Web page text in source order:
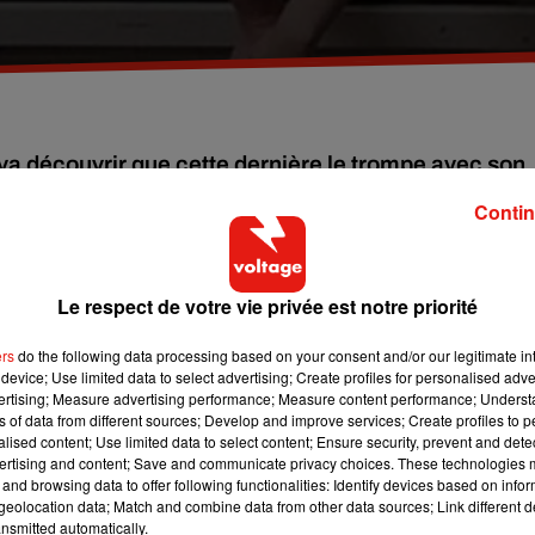
découvrir que cette dernière le trompe avec son
de faire payer à sa femme cette liaison. Le
une agence de voyage à Londres. Il va se conecter à son
aux 25 collègues de sa femme:
«Bonjour tout le monde, je
Simon Smith du bureau de Manchester depuis 6 mois.»
va continuer son plan, toujours en se faisant passer pour Emily
à deux reprises, je lui ai menti et l'ai convaincu de me
savoir avec quel genre de personne vous travaillez».
cet envoi de mail et l'amant d'Emily s'est retrouvé dehors,
Le respect de votre vie privée est notre priorité
do the following data processing based on your consent and/or our legitimate
Use limited data to select advertising; Create profiles for personalised
Measure advertising performance; Measure content performance;
of data from different sources; Develop and improve services; Create profiles to
content; Use limited data to select content; Ensure security, prevent and
and content; Save and communicate privacy choices. These technologies
browsing data to offer following functionalities: Identify devices based on
data; Match and combine data from other data sources; Link different
automatically.